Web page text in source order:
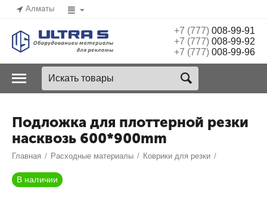
Алматы
+7 (777)008-99-91
+7 (777)008-99-92
+7 (777)008-99-96
Подложка для плоттерной резки
насквозь 600*900mm
Главная / Расходные материалы / Коврики для резки /
В наличии